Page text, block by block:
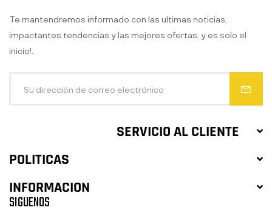
SERVICIO AL CLIENTE
POLITICAS
INFORMACION
Te mantendremos informado con las ultimas noticias,
impactantes tendencias y las mejores ofertas. y es solo el
inicio!.
SIGUENOS